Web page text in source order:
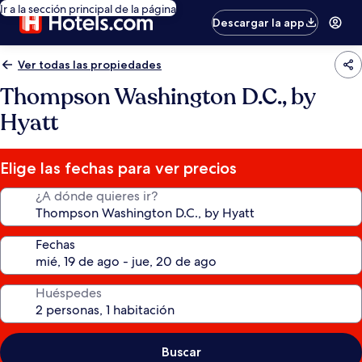
Ir a la sección principal de la página
Descargar la app
Ver todas las propiedades
Thompson Washington D.C., by
Hyatt
Elige las fechas para ver precios
¿A dónde quieres ir?
Fechas
Huéspedes
Buscar